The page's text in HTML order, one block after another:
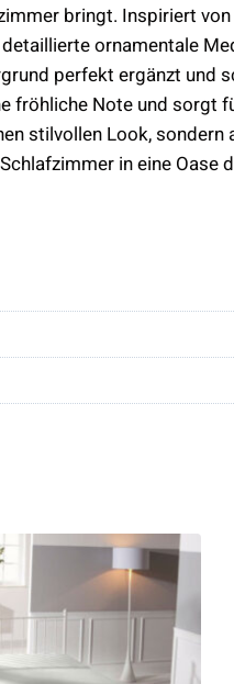
bringt. Inspiriert
ornamentale
perfekt ergänzt und
fröhliche Note und sorgt
stilvollen Look,
in eine Oase